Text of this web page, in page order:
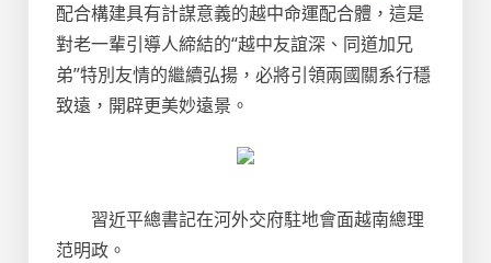
配合構建具有計謀意義的越中命運配合體，這是
對老一輩引導人締結的“越中友誼深、同道加兄
弟”特別友情的繼續弘揚，必將引領兩國關系行穩
致遠，開辟更美妙遠景。
習近平總書記在河外交府駐地會面越南總理
范明政。